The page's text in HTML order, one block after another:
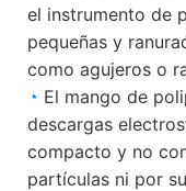
el instrumento de
pequeñas y
como agujeros o
◔ El mango de
descargas
compacto y no
partículas ni por